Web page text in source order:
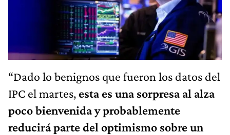
“Dado lo benignos que fueron los datos del
IPC el martes, esta es una sorpresa al alza
poco bienvenida y probablemente
reducirá parte del optimismo sobre un